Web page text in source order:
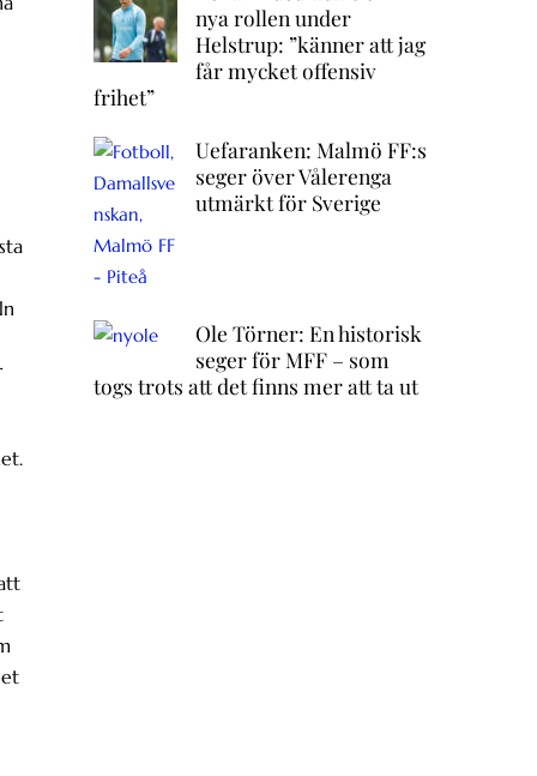
nya rollen under
Helstrup: ”känner att jag
får mycket offensiv
frihet”
Uefaranken: Malmö FF:s
seger över Vålerenga
utmärkt för Sverige
Ole Törner: En historisk
seger för MFF – som
togs trots att det finns mer att ta ut